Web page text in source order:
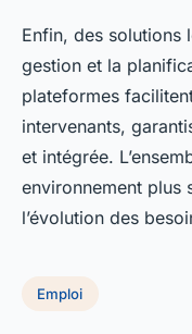
Enfin, des solutions
gestion et la
plateformes
intervenants,
et intégrée.
environnement plus
l’évolution des
Emploi